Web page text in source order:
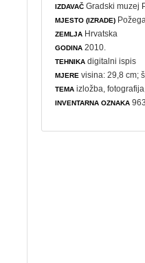
IZDAVAČ Gradski muzej
MJESTO (IZRADE) Požega
ZEMLJA Hrvatska
GODINA 2010.
TEHNIKA digitalni ispis
MJERE visina: 29,8 cm;
TEMA izložba ,fotografija
INVENTARNA OZNAKA